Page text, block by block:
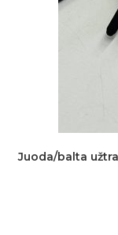
Juoda/balta